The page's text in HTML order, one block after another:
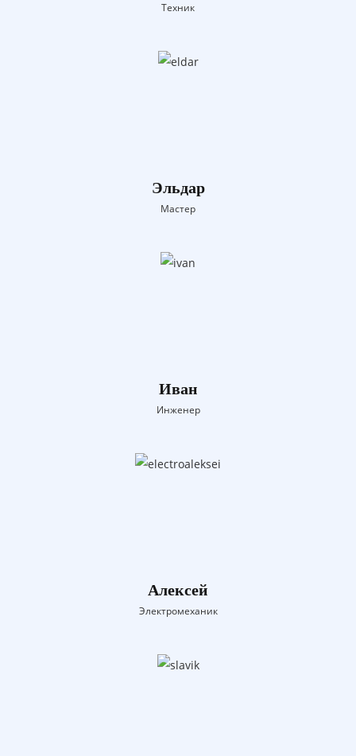
Техник
Эльдар
Мастер
Иван
Инженер
Алексей
Электромеханик